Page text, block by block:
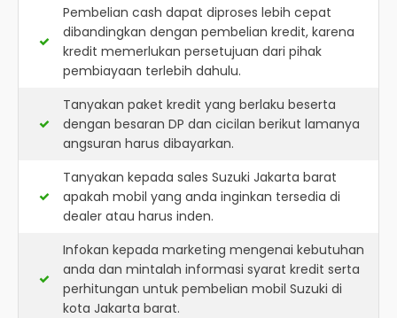
Pembelian cash dapat diproses lebih cepat
dibandingkan dengan pembelian kredit, karena
kredit memerlukan persetujuan dari pihak
pembiayaan terlebih dahulu.
Tanyakan paket kredit yang berlaku beserta
dengan besaran DP dan cicilan berikut lamanya
angsuran harus dibayarkan.
Tanyakan kepada sales Suzuki Jakarta barat
apakah mobil yang anda inginkan tersedia di
dealer atau harus inden.
Infokan kepada marketing mengenai kebutuhan
anda dan mintalah informasi syarat kredit serta
perhitungan untuk pembelian mobil Suzuki di
kota Jakarta barat.